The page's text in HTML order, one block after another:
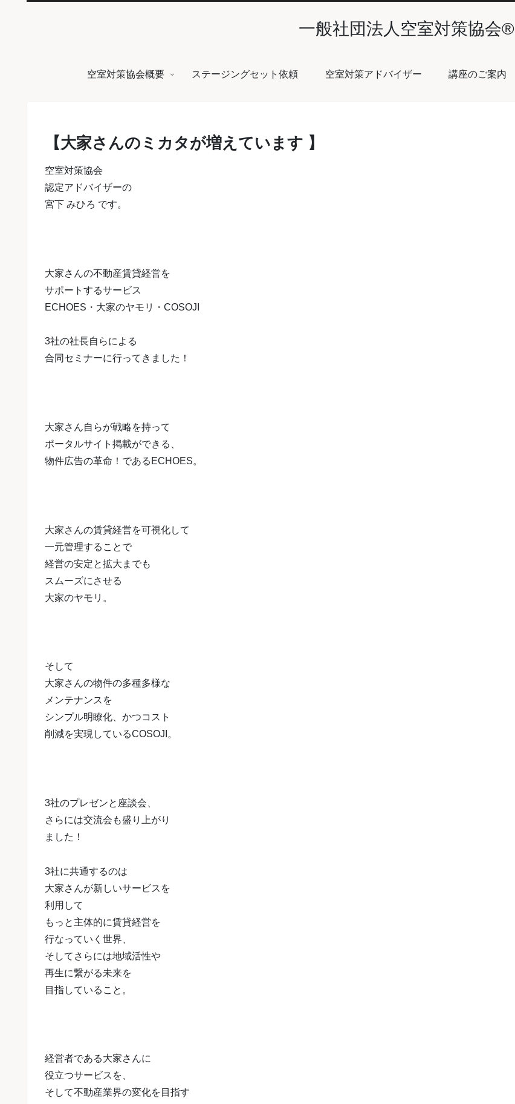
一般社団法人空室対策協会®︎
空室対策協会概要 ステージングセット依頼 空室対策アドバイザー 講座のご案内
【大家さんのミカタが増えています 】
空室対策協会
認定アドバイザーの
宮下 みひろ です。
大家さんの不動産賃貸経営を
サポートするサービス
ECHOES・大家のヤモリ・COSOJI
3社の社長自らによる
合同セミナーに行ってきました！
大家さん自らが戦略を持って
ポータルサイト掲載ができる、
物件広告の革命！であるECHOES。
大家さんの賃貸経営を可視化して
一元管理することで
経営の安定と拡大までも
スムーズにさせる
大家のヤモリ。
そして
大家さんの物件の多種多様な
メンテナンスを
シンプル明瞭化、かつコスト
削減を実現しているCOSOJI。
3社のプレゼンと座談会、
さらには交流会も盛り上がり
ました！
3社に共通するのは
大家さんが新しいサービスを
利用して
もっと主体的に賃貸経営を
行なっていく世界、
そしてさらには地域活性や
再生に繋がる未来を
目指していること。
経営者である大家さんに
役立つサービスを、
そして不動産業界の変化を目指す